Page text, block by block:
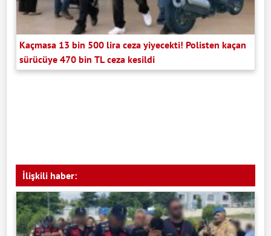
Kaçmasa 13 bin 500 lira ceza yiyecekti! Polisten kaçan
sürücüye 470 bin TL ceza kesildi
İlişkili haber: